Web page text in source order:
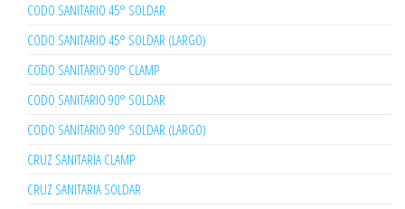
CODO SANITARIO 45° SOLDAR
CODO SANITARIO 45° SOLDAR (LARGO)
CODO SANITARIO 90° CLAMP
CODO SANITARIO 90° SOLDAR
CODO SANITARIO 90° SOLDAR (LARGO)
CRUZ SANITARIA CLAMP
CRUZ SANITARIA SOLDAR